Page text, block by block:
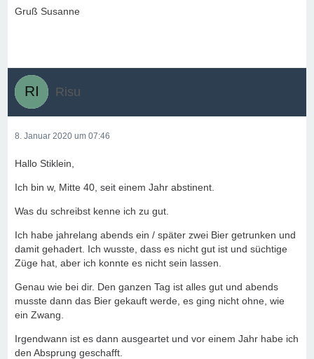
Gruß Susanne
Risu
8. Januar 2020 um 07:46
Hallo Stiklein,
Ich bin w, Mitte 40, seit einem Jahr abstinent.
Was du schreibst kenne ich zu gut.
Ich habe jahrelang abends ein / später zwei Bier getrunken und
damit gehadert. Ich wusste, dass es nicht gut ist und süchtige
Züge hat, aber ich konnte es nicht sein lassen.
Genau wie bei dir. Den ganzen Tag ist alles gut und abends
musste dann das Bier gekauft werde, es ging nicht ohne, wie
ein Zwang.
Irgendwann ist es dann ausgeartet und vor einem Jahr habe ich
den Absprung geschafft.